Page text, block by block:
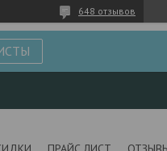
648 отзывов